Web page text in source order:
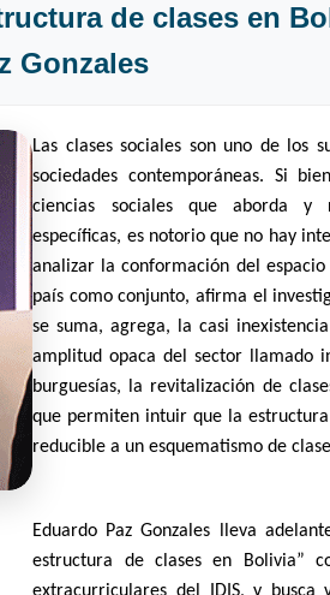
de clases en
Gonzales
Las clases sociales son uno de los
sociedades contemporáneas. Si
ciencias sociales que aborda y
específicas, es notorio que no hay
analizar la conformación del
país como conjunto, afirma el
se suma, agrega, la casi
amplitud opaca del sector llamado
burguesías, la revitalización de
que permiten intuir que la
reducible a un esquematismo de
Eduardo Paz Gonzales lleva
estructura de clases en Bolivia”